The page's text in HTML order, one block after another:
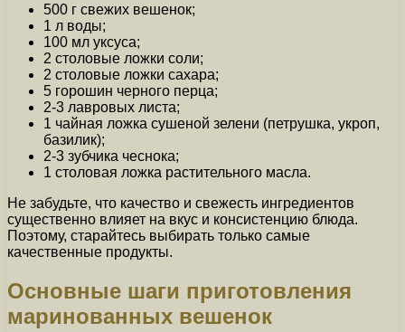
500 г свежих вешенок;
1 л воды;
100 мл уксуса;
2 столовые ложки соли;
2 столовые ложки сахара;
5 горошин черного перца;
2-3 лавровых листа;
1 чайная ложка сушеной зелени (петрушка, укроп,
базилик);
2-3 зубчика чеснока;
1 столовая ложка растительного масла.
Не забудьте, что качество и свежесть ингредиентов
существенно влияет на вкус и консистенцию блюда.
Поэтому, старайтесь выбирать только самые
качественные продукты.
Основные шаги приготовления
маринованных вешенок